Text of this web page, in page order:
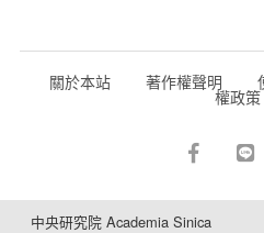
關於本站 著作權聲明
權政策
中央研究院 Academia Sinica